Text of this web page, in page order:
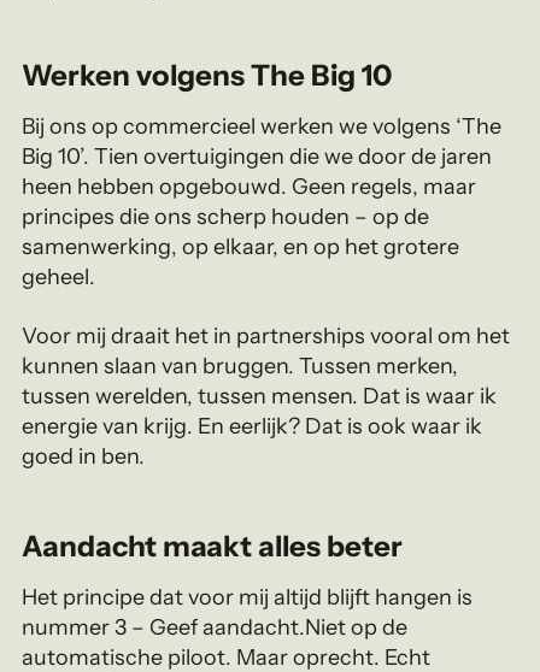
Werken volgens The Big 10
Bij ons op commercieel werken we volgens ‘The
Big 10’. Tien overtuigingen die we door de jaren
heen hebben opgebouwd. Geen regels, maar
principes die ons scherp houden – op de
samenwerking, op elkaar, en op het grotere
geheel.
Voor mij draait het in partnerships vooral om het
kunnen slaan van bruggen. Tussen merken,
tussen werelden, tussen mensen. Dat is waar ik
energie van krijg. En eerlijk? Dat is ook waar ik
goed in ben.
Aandacht maakt alles beter
Het principe dat voor mij altijd blijft hangen is
nummer 3 – Geef aandacht.Niet op de
automatische piloot. Maar oprecht. Echt